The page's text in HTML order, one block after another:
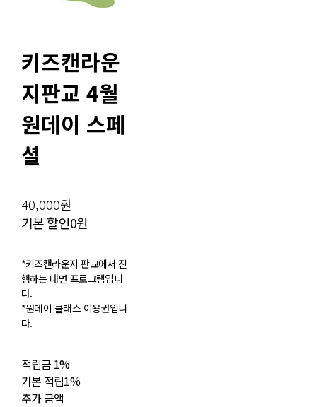
키즈캔라운
지판교 4월
원데이 스페
셜
40,000원
기본 할인0원
*키즈캔라운지 판교에서 진
행하는 대면 프로그램입니
다.
*원데이 클래스 이용권입니
다.
적립금 1%
기본 적립1%
추가 금액